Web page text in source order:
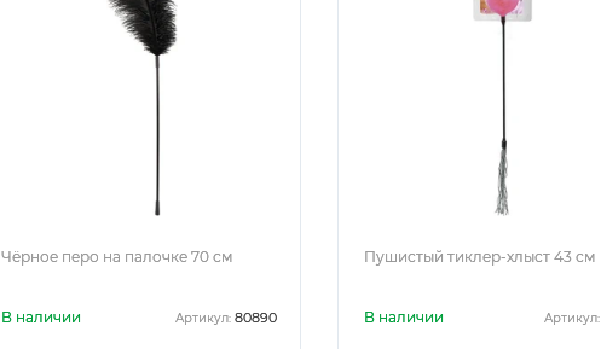
Чёрное перо на палочке 70 см
В наличии Артикул: 80890
Пушистый тиклер-хлыст 43 см
В наличии Артикул: